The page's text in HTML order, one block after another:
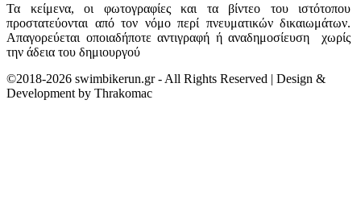
Τα κείμενα, οι φωτογραφίες και τα βίντεο του ιστότοπου
προστατεύονται από τον νόμο περί πνευματικών δικαιωμάτων.
Απαγορεύεται οποιαδήποτε αντιγραφή ή αναδημοσίευση χωρίς
την άδεια του δημιουργού
©2018-2026 swimbikerun.gr - All Rights Reserved | Design &
Development by Thrakomac